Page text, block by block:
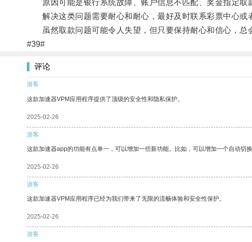
原因可能是银行系统故障、账户信息不匹配、奖金指定取
解决这类问题需要耐心和耐心，最好及时联系彩票中心或
虽然取款问题可能令人失望，但只要保持耐心和信心，总
#39#
评论
游客
这款加速器VPM应用程序提供了顶级的安全性和隐私保护。
2025-02-26
游客
这款加速器app的功能有点单一，可以增加一些新功能。比如，可以增加一个自动切
2025-02-26
游客
这款加速器VPM应用程序已经为我们带来了无限的流畅体验和安全性保护。
2025-02-26
游客